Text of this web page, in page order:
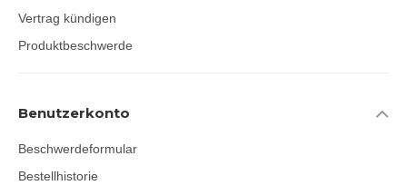
Vertrag kündigen
Produktbeschwerde
Benutzerkonto
Beschwerdeformular
Bestellhistorie